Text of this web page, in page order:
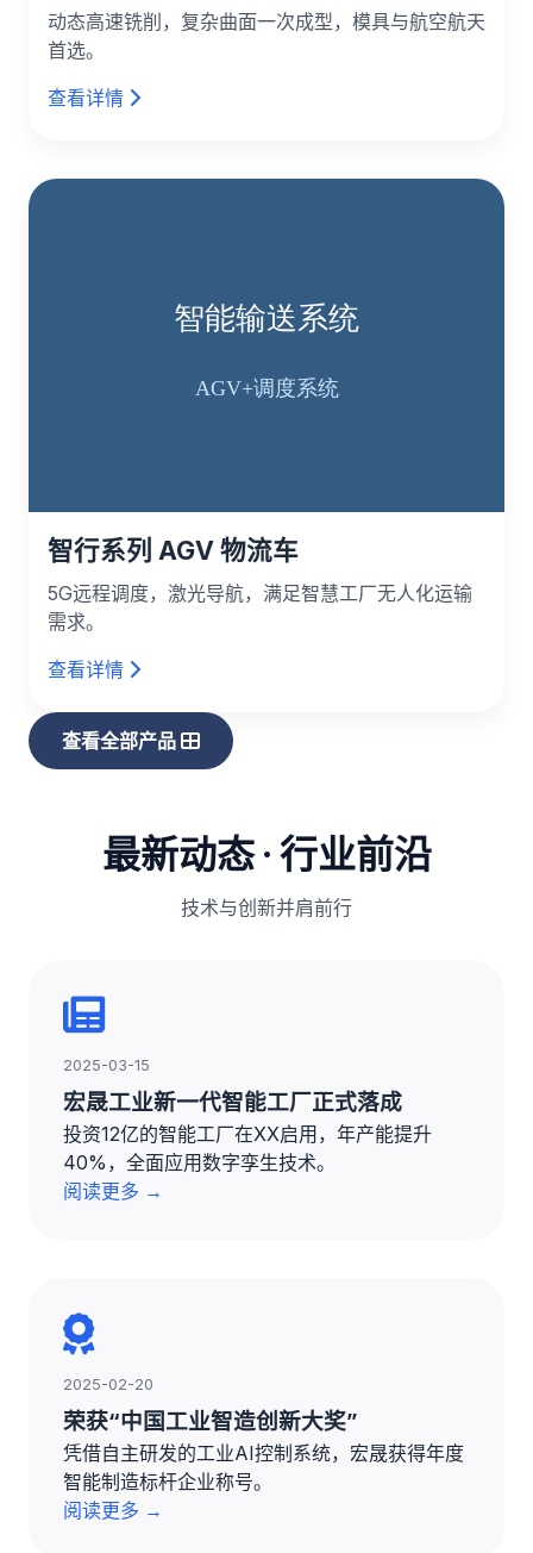
动态高速铣削，复杂曲面一次成型，模具与航空航天
首选。
查看详情
智行系列 AGV 物流车
5G远程调度，激光导航，满足智慧工厂无人化运输
需求。
查看详情
查看全部产品
最新动态 · 行业前沿
技术与创新并肩前行
2025-03-15
宏晟工业新一代智能工厂正式落成
投资12亿的智能工厂在XX启用，年产能提升
40%，全面应用数字孪生技术。
阅读更多 →
2025-02-20
荣获“中国工业智造创新大奖”
凭借自主研发的工业AI控制系统，宏晟获得年度
智能制造标杆企业称号。
阅读更多 →